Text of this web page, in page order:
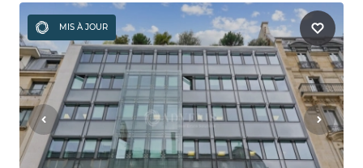
MIS À JOUR